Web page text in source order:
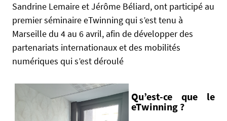
:
/
/
i
n
p
e
f
a
l
e
Sandrine Lemaire et Jérôme Béliard, ont participé au
premier séminaire eTwinning qui s’est tenu à
Marseille du 4 au 6 avril, afin de développer des
partenariats internationaux et des mobilités
numériques qui s’est déroulé
Qu’est-ce que le
eTwinning ?